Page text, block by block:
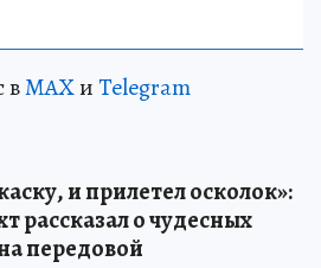
вMAXиTelegram
и прилетел осколок»:
рассказал о чудесных
передовой